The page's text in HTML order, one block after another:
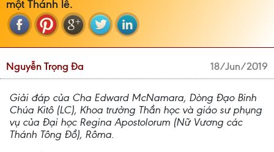
một Thánh lễ.
Nguyễn Trọng Đa 18/Jun/2019
Giải đáp của Cha Edward McNamara, Dòng Đạo Binh
Chúa Kitô (LC), Khoa trưởng Thần học và giáo sư phụng
vụ của Đại học Regina Apostolorum (Nữ Vương các
Thánh Tông Đồ), Rôma.